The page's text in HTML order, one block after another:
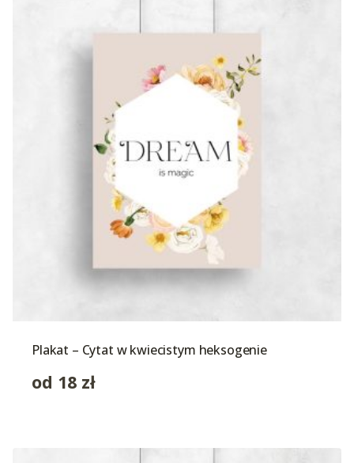
Plakat – Cytat w kwiecistym heksogenie
od 18 zł